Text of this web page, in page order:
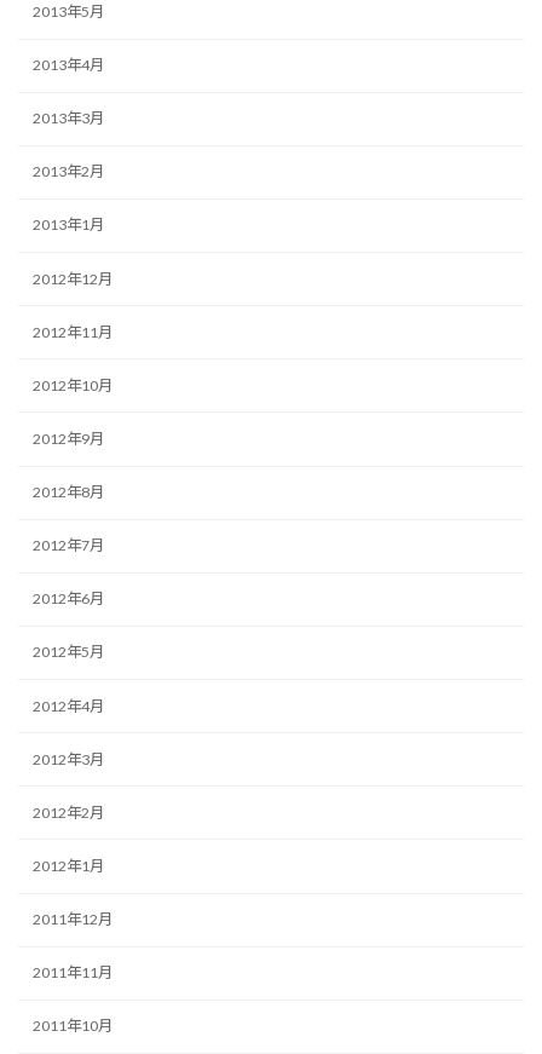
2013年5月
2013年4月
2013年3月
2013年2月
2013年1月
2012年12月
2012年11月
2012年10月
2012年9月
2012年8月
2012年7月
2012年6月
2012年5月
2012年4月
2012年3月
2012年2月
2012年1月
2011年12月
2011年11月
2011年10月